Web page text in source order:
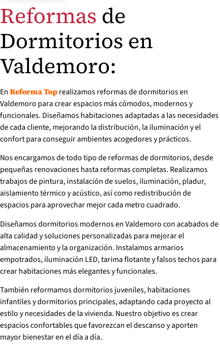
Reformas de
Dormitorios en
Valdemoro:
En Reforma Top realizamos reformas de dormitorios en
Valdemoro para crear espacios más cómodos, modernos y
funcionales. Diseñamos habitaciones adaptadas a las necesidades
de cada cliente, mejorando la distribución, la iluminación y el
confort para conseguir ambientes acogedores y prácticos.
Nos encargamos de todo tipo de reformas de dormitorios, desde
pequeñas renovaciones hasta reformas completas. Realizamos
trabajos de pintura, instalación de suelos, iluminación, pladur,
aislamiento térmico y acústico, así como redistribución de
espacios para aprovechar mejor cada metro cuadrado.
Diseñamos dormitorios modernos en Valdemoro con acabados de
alta calidad y soluciones personalizadas para mejorar el
almacenamiento y la organización. Instalamos armarios
empotrados, iluminación LED, tarima flotante y falsos techos para
crear habitaciones más elegantes y funcionales.
También reformamos dormitorios juveniles, habitaciones
infantiles y dormitorios principales, adaptando cada proyecto al
estilo y necesidades de la vivienda. Nuestro objetivo es crear
espacios confortables que favorezcan el descanso y aporten
mayor bienestar en el día a día.